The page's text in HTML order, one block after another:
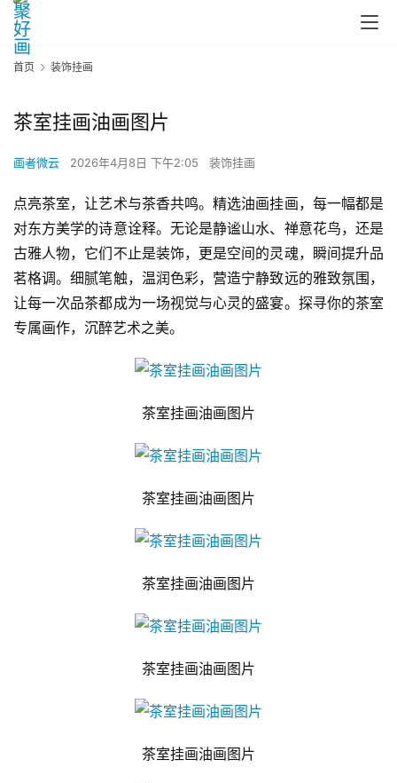
首页 装饰挂画
茶室挂画油画图片
画者微云 2026年4月8日 下午2:05 装饰挂画
点亮茶室，让艺术与茶香共鸣。精选油画挂画，每一幅都是
对东方美学的诗意诠释。无论是静谧山水、禅意花鸟，还是
古雅人物，它们不止是装饰，更是空间的灵魂，瞬间提升品
茗格调。细腻笔触，温润色彩，营造宁静致远的雅致氛围，
让每一次品茶都成为一场视觉与心灵的盛宴。探寻你的茶室
专属画作，沉醉艺术之美。
茶室挂画油画图片
茶室挂画油画图片
茶室挂画油画图片
茶室挂画油画图片
茶室挂画油画图片